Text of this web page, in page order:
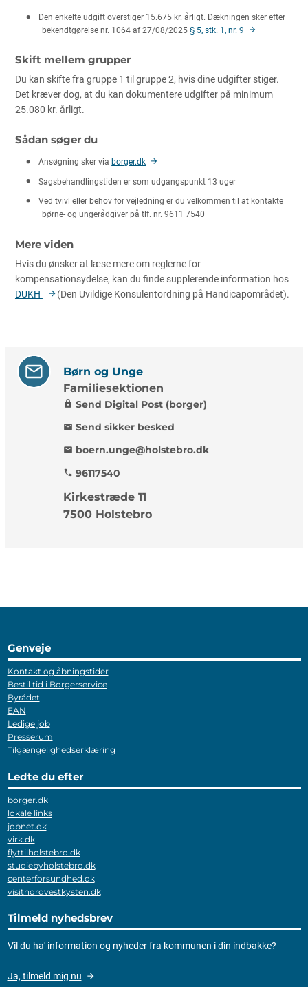
Den enkelte udgift overstiger 15.675 kr. årligt. Dækningen sker efter
bekendtgørelse nr. 1064 af 27/08/2025§ 5, stk. 1, nr. 9
Skift mellem grupper
Du kan skifte fra gruppe 1 til gruppe 2, hvis dine udgifter stiger.
Det kræver dog, at du kan dokumentere udgifter på minimum
25.080 kr. årligt.
Sådan søger du
Ansøgning sker viaborger.dk
Sagsbehandlingstiden er som udgangspunkt 13 uger
Ved tvivl eller behov for vejledning er du velkommen til at kontakte
børne- og ungerådgiver på tlf. nr. 9611 7540
Mere viden
Hvis du ønsker at læse mere om reglerne for
kompensationsydelse, kan du finde supplerende information hos
DUKH
(Den Uvildige Konsulentordning på Handicapområdet).
Børn og Unge
Familiesektionen
lock Send Digital Post (borger)
mail Send sikker besked
mail boern.unge@holstebro.dk
phone 96117540
Kirkestræde 11
7500 Holstebro
Genveje
Kontakt og åbningstider
Bestil tid i Borgerservice
Byrådet
EAN
Ledige job
Presserum
Tilgængelighedserklæring
Ledte du efter
borger.dk
lokale links
jobnet.dk
virk.dk
flyttilholstebro.dk
studiebyholstebro.dk
centerforsundhed.dk
visitnordvestkysten.dk
Tilmeld nyhedsbrev
Vil du ha' information og nyheder fra kommunen i din indbakke?
Ja, tilmeld mig nu